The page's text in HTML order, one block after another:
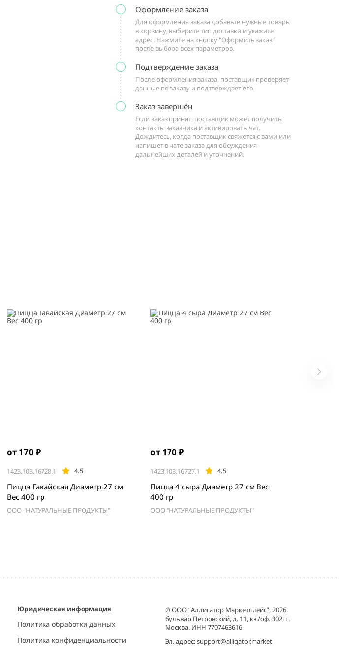
Оформление заказа
Для оформления заказа добавьте нужные товары
в корзину, выберите тип доставки и укажите
адрес. Нажмите на кнопку "Оформить заказ"
после выбора всех параметров.
Подтверждение заказа
После оформления заказа, поставщик проверяет
данные по заказу и подтверждает его.
Заказ завершён
Если заказ принят, поставщик может получить
контакты заказчика и активировать чат.
Дождитесь, когда поставщик свяжется с вами или
напишет в чате заказа для обсуждения
дальнейших деталей и уточнений.
от 170 ₽
1423.103.16728.1 4.5
Пицца Гавайская Диаметр 27 см
Вес 400 гр
ООО "НАТУРАЛЬНЫЕ ПРОДУКТЫ"
от 170 ₽
1423.103.16727.1 4.5
Пицца 4 сыра Диаметр 27 см Вес
400 гр
ООО "НАТУРАЛЬНЫЕ ПРОДУКТЫ"
Юридическая информация
Политика обработки данных
Политика конфиденциальности
© ООО “Аллигатор Маркетплейс”, 2026
бульвар Петровский, д. 11, кв./оф. 302, г.
Москва. ИНН 7707463616
Эл. адрес:support@alligator.market